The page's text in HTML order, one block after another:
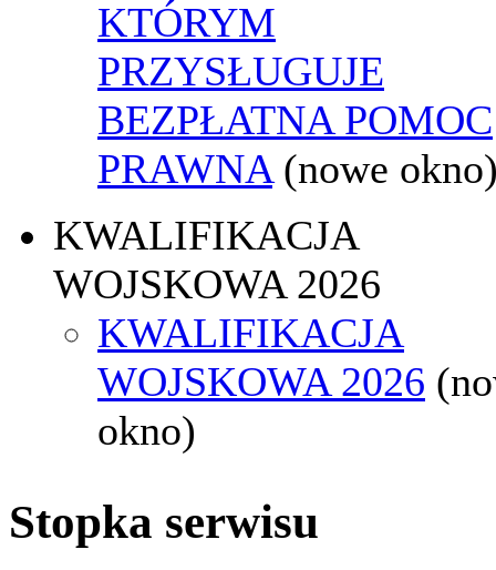
KTÓRYM
PRZYSŁUGUJE
BEZPŁATNA POMOC
PRAWNA (nowe
KWALIFIKACJA
WOJSKOWA 2026
KWALIFIKACJA
WOJSKOWA 2026
okno)
Stopka serwisu